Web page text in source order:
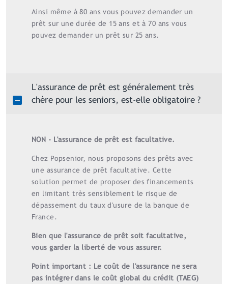
Ainsi même à 80 ans vous pouvez demander un
prêt sur une durée de 15 ans et à 70 ans vous
pouvez demander un prêt sur 25 ans.
L'assurance de prêt est généralement très
chère pour les seniors, est-elle obligatoire ?
NON - L'assurance de prêt est facultative.
Chez Popsenior, nous proposons des prêts avec
une assurance de prêt facultative. Cette
solution permet de proposer des financements
en limitant très sensiblement le risque de
dépassement du taux d'usure de la banque de
France.
Bien que l'assurance de prêt soit facultative,
vous garder la liberté de vous assurer.
Point important : Le coût de l'assurance ne sera
pas intégrer dans le coût global du crédit (TAEG)